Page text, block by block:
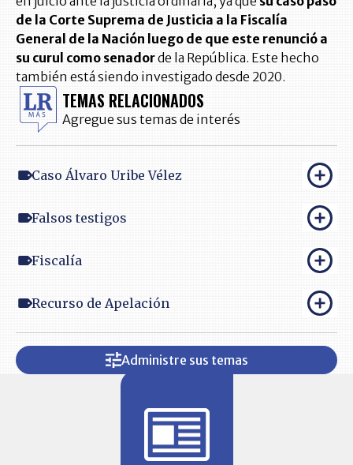
de la Corte Suprema de Justicia a la Fiscalía
General de la Nación luego de que este renunció a
su curul como senadorde la República. Este hecho
también está siendo investigado desde 2020.
TEMAS RELACIONADOS
Agregue sus temas de interés
Caso Álvaro Uribe Vélez
Falsos testigos
Fiscalía
Recurso de Apelación
Administre sus temas